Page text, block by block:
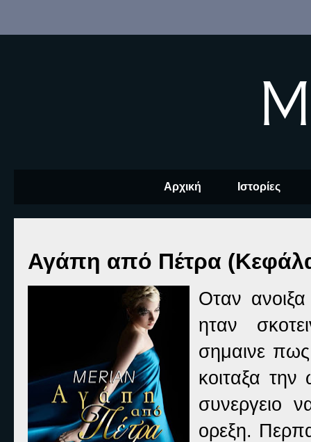
Αρχική Ιστορίες
Αγάπη από Πέτρα
Οταν
ηταν
σημαινε
κοιταξα
συνεργειο
ορεξη.